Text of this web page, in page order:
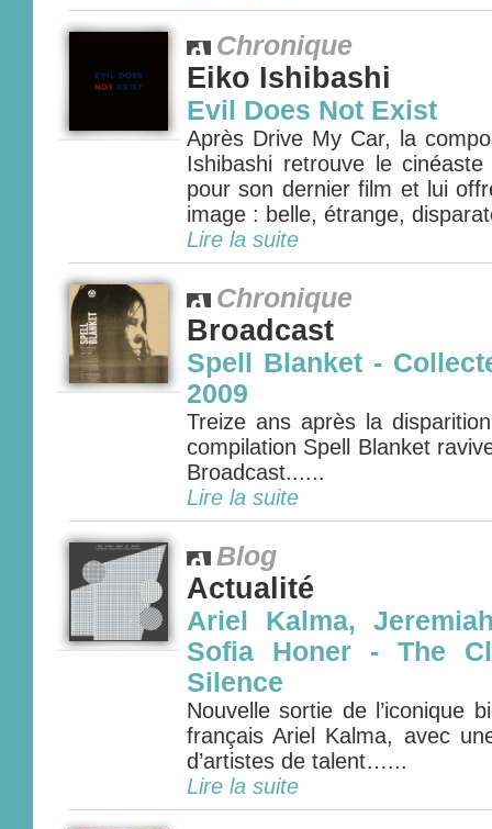
Chronique
Eiko Ishibashi
Evil Does Not Exist
Après Drive My Car, la
Ishibashi retrouve le
pour son dernier film et lui
image : belle, étrange,
Lire la suite
Chronique
Broadcast
Spell Blanket -
2009
Treize ans après la
compilation Spell Blanket
Broadcast......
Lire la suite
Blog
Actualité
Ariel Kalma,
Sofia Honer - The
Silence
Nouvelle sortie de l’iconique
français Ariel Kalma, avec
d’artistes de talent…...
Lire la suite